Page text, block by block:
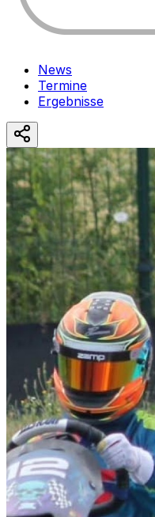
News
Termine
Ergebnisse